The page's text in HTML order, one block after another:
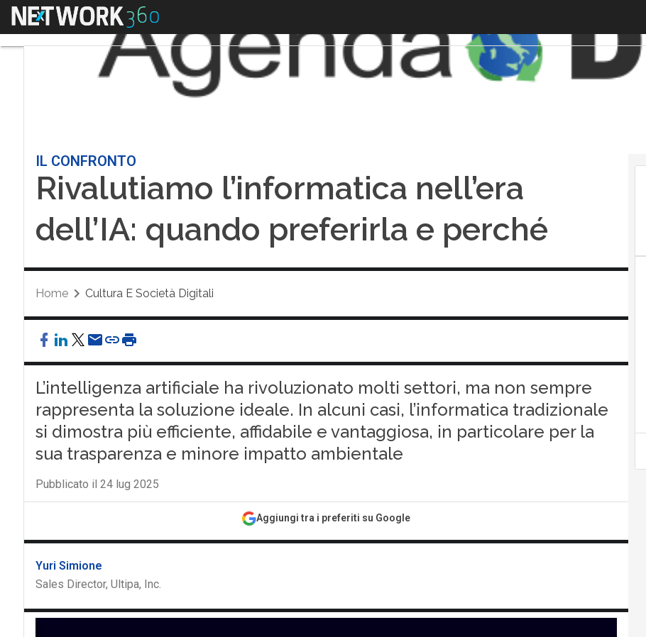
Menu
IL CONFRONTO
Rivalutiamo l’informatica nell’era
dell’IA: quando preferirla e perché
Home Cultura E Società Digitali
L’intelligenza artificiale ha rivoluzionato molti settori, ma non sempre
rappresenta la soluzione ideale. In alcuni casi, l’informatica tradizionale
si dimostra più efficiente, affidabile e vantaggiosa, in particolare per la
sua trasparenza e minore impatto ambientale
Pubblicato il 24 lug 2025
Aggiungi tra i preferiti su Google
Yuri Simione
Sales Director, Ultipa, Inc.